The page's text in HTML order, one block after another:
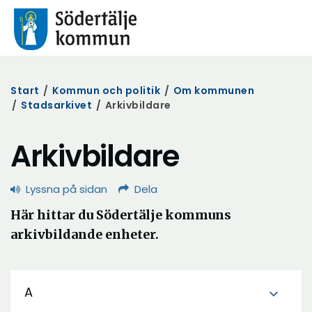
Start / Kommun och politik / Om kommunen
/ Stadsarkivet / Arkivbildare
Arkivbildare
Lyssna på sidan Dela
Här hittar du Södertälje kommuns
arkivbildande enheter.
A expand_more